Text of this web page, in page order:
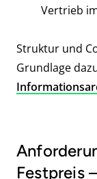
Vertrieb
Struktur und
Grundlage
Festpreis